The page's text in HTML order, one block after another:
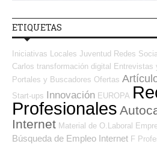
ETIQUETAS
Iniciativas Locales Juventud Redes
Carlos transformación digital Entrevistas
Portales y Buscadores Ofertas
Start-ups Innovación EUROPA
Profesionales
Internet Material de O.Laboral
Búsqueda de Empleo Internet F